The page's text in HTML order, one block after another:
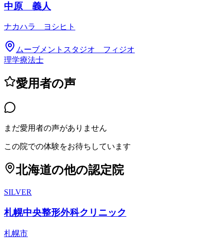
中原 義人
ナカハラ ヨシヒト
ムーブメントスタジオ フィジオ
理学療法士
愛用者の声
まだ愛用者の声がありません
この院での体験をお待ちしています
北海道の他の認定院
SILVER
札幌中央整形外科クリニック
札幌市